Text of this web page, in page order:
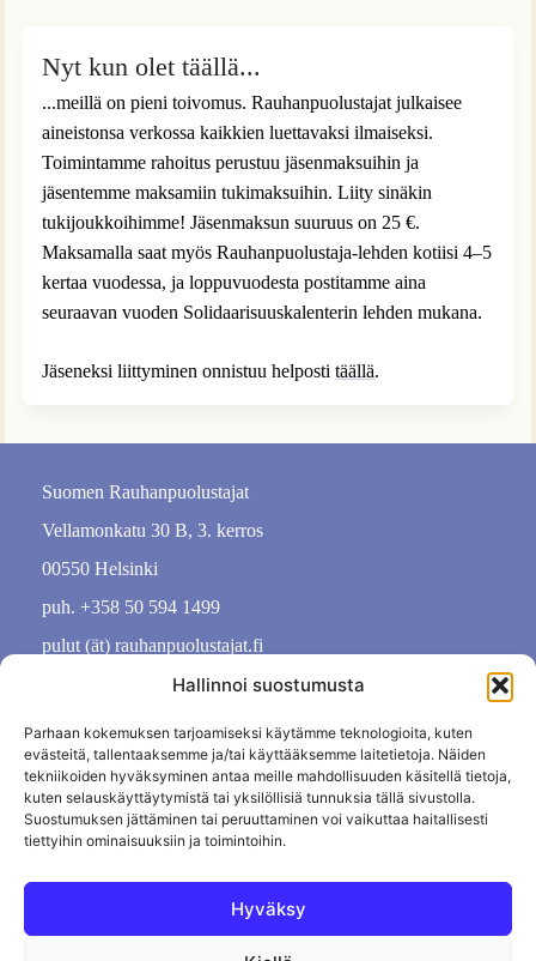
Hallinnoi suostumusta
Parhaan kokemuksen tarjoamiseksi käytämme teknologioita, kuten
evästeitä, tallentaaksemme ja/tai käyttääksemme laitetietoja. Näiden
tekniikoiden hyväksyminen antaa meille mahdollisuuden käsitellä tietoja,
kuten selauskäyttäytymistä tai yksilöllisiä tunnuksia tällä sivustolla.
Suostumuksen jättäminen tai peruuttaminen voi vaikuttaa haitallisesti
tiettyihin ominaisuuksiin ja toimintoihin.
Hyväksy
Nyt kun olet täällä...
...meillä on pieni toivomus. Rauhanpuolustajat julkaisee
aineistonsa verkossa kaikkien luettavaksi ilmaiseksi.
Toimintamme rahoitus perustuu jäsenmaksuihin ja
jäsentemme maksamiin tukimaksuihin. Liity sinäkin
tukijoukkoihimme! Jäsenmaksun suuruus on 25 €.
Maksamalla saat myös Rauhanpuolustaja-lehden kotiisi 4–5
kertaa vuodessa, ja loppuvuodesta postitamme aina
seuraavan vuoden Solidaarisuuskalenterin lehden mukana.
Jäseneksi liittyminen onnistuu helpostitäällä.
Suomen Rauhanpuolustajat
Vellamonkatu 30 B, 3. kerros
00550 Helsinki
puh. +358 50 594 1499
pulut (ät) rauhanpuolustajat.fi